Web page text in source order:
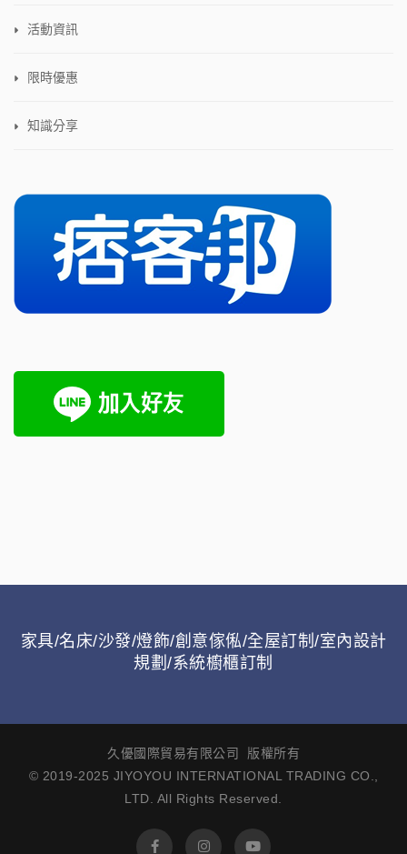
活動資訊
限時優惠
知識分享
家具/名床/沙發/燈飾/創意傢俬/全屋訂制/室內設計
規劃/系統櫥櫃訂制
久優國際貿易有限公司 版權所有
© 2019-2025 JIYOYOU INTERNATIONAL TRADING CO.,
LTD. All Rights Reserved.